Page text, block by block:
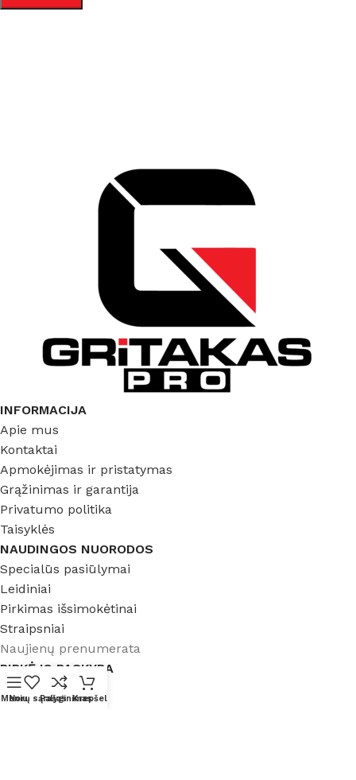
INFORMACIJA
Apie mus
Kontaktai
Apmokėjimas ir pristatymas
Grąžinimas ir garantija
Privatumo politika
Taisyklės
NAUDINGOS NUORODOS
Specialūs pasiūlymai
Leidiniai
Pirkimas išsimokėtinai
Straipsniai
Naujienų prenumerata
PIRKĖJO PASKYRA
Nuolaidų kodai
Paskyra
Meniu
Norų sąrašasPalyginimasKrepšelis